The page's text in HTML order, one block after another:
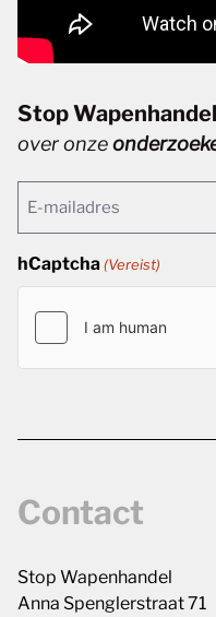
Stop
over onze
(Vereist)
hCaptcha (Vereist)
Contact
Stop Wapenhandel
Anna Spenglerstraat 71